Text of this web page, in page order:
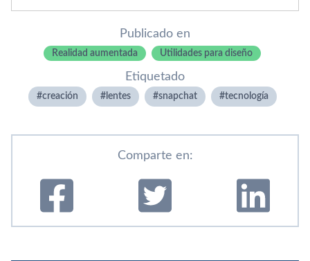
Publicado en
Realidad aumentada Utilidades para diseño
Etiquetado
creación lentes snapchat tecnologí­a
Comparte en: